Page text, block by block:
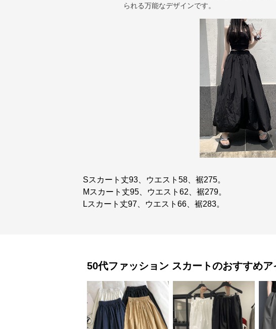
られる万能なデザインです。
Sスカート丈93、ウエスト58、裾275。
Mスカート丈95、ウエスト62、裾279。
Lスカート丈97、ウエスト66、裾283。
50代ファッション スカートのおすすめア